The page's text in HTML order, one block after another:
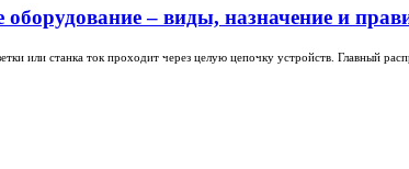
оборудование – виды, назначение и
или станка ток проходит через целую цепочку устройств. Главный